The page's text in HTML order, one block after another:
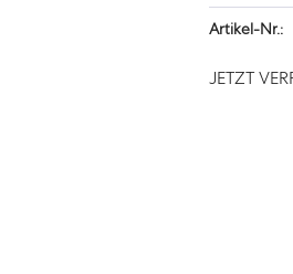
Artikel-Nr.:
JETZT